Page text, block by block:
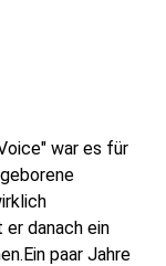
war es für
er danach ein
paar Jahre